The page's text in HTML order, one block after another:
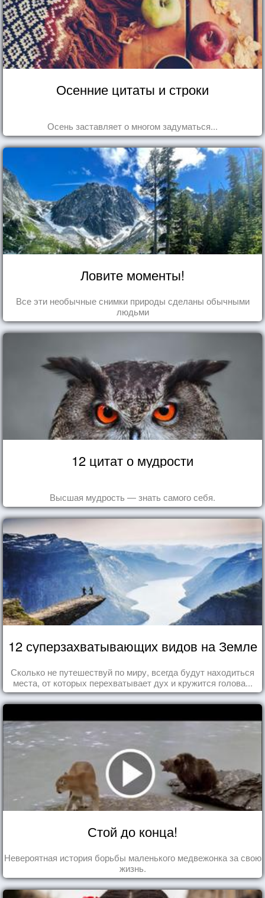
Осенние цитаты и строки
Осень заставляет о многом задуматься...
Ловите моменты!
Все эти необычные снимки природы сделаны обычными
людьми
12 цитат о мудрости
Высшая мудрость — знать самого себя.
12 суперзахватывающих видов на Земле
Сколько не путешествуй по миру, всегда будут находиться
места, от которых перехватывает дух и кружится голова...
Стой до конца!
Невероятная история борьбы маленького медвежонка за свою
жизнь.